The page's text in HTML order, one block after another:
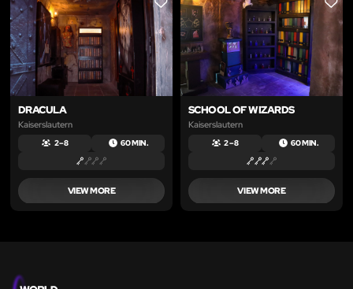
LIKE
DRACULA
Kaiserslautern
2 – 8 60 MIN.
VIEW MORE
LIKE
SCHOOL OF WIZARDS
Kaiserslautern
2 – 8 60 MIN.
VIEW MORE